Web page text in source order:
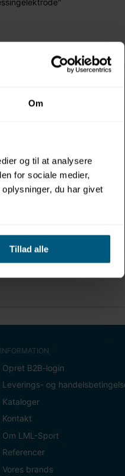
Om
og til at analysere
for sociale medier,
du har givet
Tillad alle
INFORMATION
Opret B2B-login
Leverings- og
Kataloger
Kontakt
Om LML-Sport
Referencer
Vores brands